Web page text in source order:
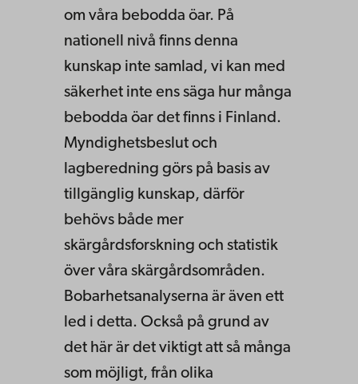
om våra bebodda öar. På
nationell nivå finns denna
kunskap inte samlad, vi kan med
säkerhet inte ens säga hur många
bebodda öar det finns i Finland.
Myndighetsbeslut och
lagberedning görs på basis av
tillgänglig kunskap, därför
behövs både mer
skärgårdsforskning och statistik
över våra skärgårdsområden.
Bobarhetsanalyserna är även ett
led i detta. Också på grund av
det här är det viktigt att så många
som möjligt, från olika